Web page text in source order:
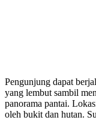
Pengunjung dapat
yang lembut sambil
panorama pantai.
oleh bukit dan hutan.